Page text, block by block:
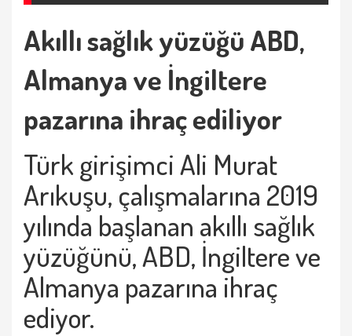
Akıllı sağlık yüzüğü ABD,
Almanya ve İngiltere
pazarına ihraç ediliyor
Türk girişimci Ali Murat
Arıkuşu, çalışmalarına 2019
yılında başlanan akıllı sağlık
yüzüğünü, ABD, İngiltere ve
Almanya pazarına ihraç
ediyor.